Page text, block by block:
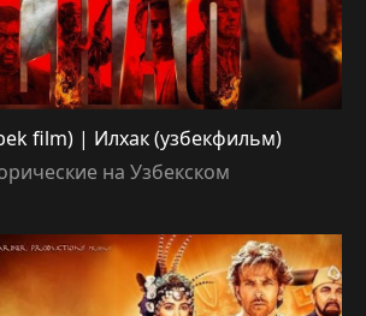
film) | Илхак (узбекфильм)
на Узбекском